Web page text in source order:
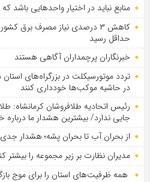
منابع نباید در اختیار واحدهایی باشد
کاهش ۳ درصدی نیاز مصرف برق
حداقل رسید
خبرنگاران پرچمداران آگاهی هستند
تردد موتورسیکلت در بزرگراه‌های
در حاشیه موکب‌ها خودداری کنند
رئیس اتحادیه طلافروشان کرمانشاه:
جایی ندارد/ بیشترین هشدار ما
از بحران آب تا بحران پشه؛ هشدار
مدیران نظارت بر زیر مجموعه را بیشتر
همه ظرفیت‌های استان را برای موج